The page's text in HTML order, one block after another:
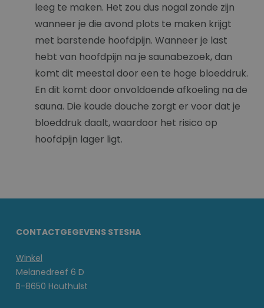
leeg te maken. Het zou dus nogal zonde zijn
wanneer je die avond plots te maken krijgt
met barstende hoofdpijn. Wanneer je last
hebt van hoofdpijn na je saunabezoek, dan
komt dit meestal door een te hoge bloeddruk.
En dit komt door onvoldoende afkoeling na de
sauna. Die koude douche zorgt er voor dat je
bloeddruk daalt, waardoor het risico op
hoofdpijn lager ligt.
CONTACTGEGEVENS STESHA
Winkel
Melanedreef 6 D
B-8650 Houthulst